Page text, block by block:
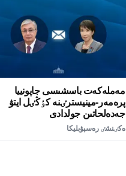
مەملەكەت باسشىسى جاپونييا
پرەمەر-مينيسترٸنە كٶڭٸل ايتۋ
جەدەلحاتىن جولدادى
ەكٸنشٸ رەسپۋبليكا